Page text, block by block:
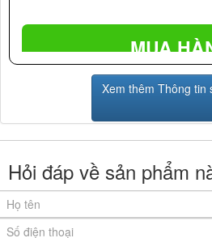
Xem thêm Thông tin
Hỏi đáp về sản phẩm